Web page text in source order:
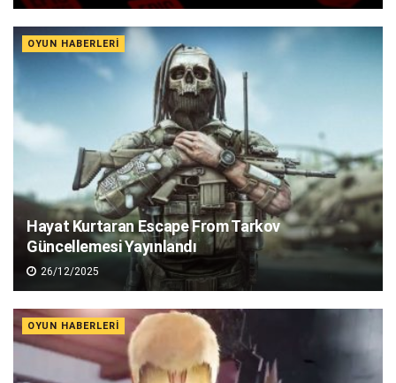
OYUN HABERLERI
Hayat Kurtaran Escape From Tarkov
Güncellemesi Yayınlandı
26/12/2025
OYUN HABERLERI